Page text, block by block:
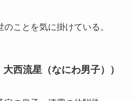
ことを気に掛けている。
西流星（なにわ男子））